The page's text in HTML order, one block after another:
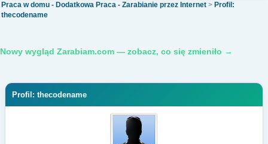
Praca w domu - Dodatkowa Praca - Zarabianie przez Internet > Profil:
thecodename
Nowy wygląd Zarabiam.com — zobacz, co się zmieniło →
Profil: thecodename